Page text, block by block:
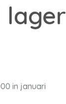
lager
in januari